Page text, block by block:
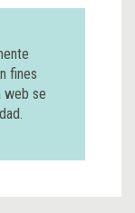
fines
web se